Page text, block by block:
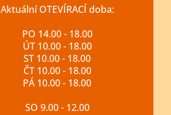
Aktuální OTEVÍRACÍ doba:
PO 14.00 - 18.00
ÚT 10.00 - 18.00
ST 10.00 - 18.00
ČT 10.00 - 18.00
PÁ 10.00 - 18.00
SO 9.00 - 12.00